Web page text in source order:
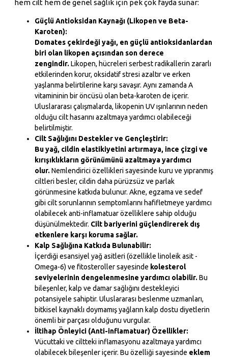
hem cilt hem de genel sağlık için pek çok fayda sunar:
Güçlü Antioksidan Kaynağı (Likopen ve Beta-
Karoten):
Domates çekirdeği yağı, en güçlü antioksidanlardan
biri olan likopen açısından son derece
zengindir. Likopen, hücreleri serbest radikallerin zararlı
etkilerinden korur, oksidatif stresi azaltır ve erken
yaşlanma belirtilerine karşı savaşır. Aynı zamanda A
vitamininin bir öncüsü olan beta-karoten de içerir.
Uluslararası çalışmalarda, likopenin UV ışınlarının neden
olduğu cilt hasarını azaltmaya yardımcı olabileceği
belirtilmiştir.
Cilt Sağlığını Destekler ve Gençleştirir:
Bu yağ, cildin elastikiyetini artırmaya, ince çizgi ve
kırışıklıkların görünümünü azaltmaya yardımcı
olur. Nemlendirici özellikleri sayesinde kuru ve yıpranmış
ciltleri besler, cildin daha pürüzsüz ve parlak
görünmesine katkıda bulunur. Akne, egzama ve sedef
gibi cilt sorunlarının semptomlarını hafifletmeye yardımcı
olabilecek anti-inflamatuar özelliklere sahip olduğu
düşünülmektedir. Cilt bariyerini güçlendirerek dış
etkenlere karşı koruma sağlar.
Kalp Sağlığına Katkıda Bulunabilir:
İçerdiği esansiyel yağ asitleri (özellikle linoleik asit -
Omega-6) ve fitosteroller sayesinde kolesterol
seviyelerinin dengelenmesine yardımcı olabilir. Bu
bileşenler, kalp ve damar sağlığını destekleyici
potansiyele sahiptir. Uluslararası beslenme uzmanları,
bitkisel kaynaklı doymamış yağların kalp dostu diyetlerin
önemli bir parçası olduğunu vurgular.
İltihap Önleyici (Anti-inflamatuar) Özellikler:
Vücuttaki ve ciltteki inflamasyonu azaltmaya yardımcı
olabilecek bileşenler içerir. Bu özelliği sayesinde eklem